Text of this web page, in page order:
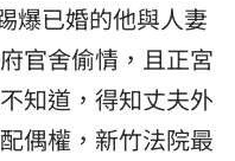
爆已婚的他與人妻
官舍偷情，且正宮
知道，得知丈夫外
偶權，新竹法院最